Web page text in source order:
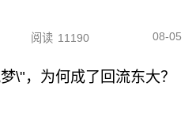
阅读 11190 08-05
\"，为何成了回流东大？